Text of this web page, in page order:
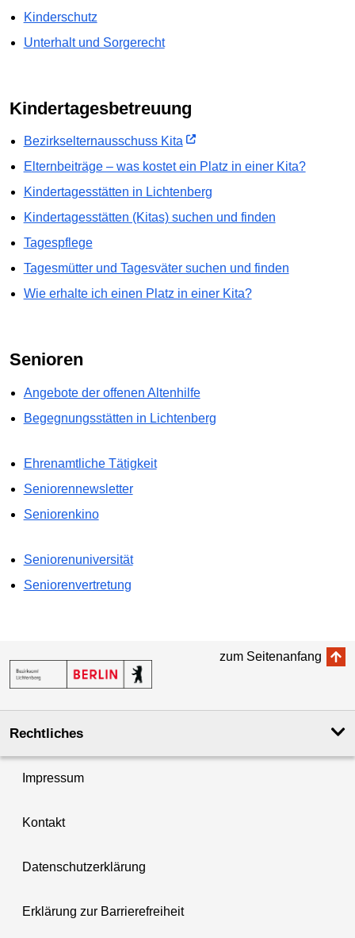
Kinderschutz
Unterhalt und Sorgerecht
Kindertagesbetreuung
Bezirkselternausschuss Kita
Elternbeiträge – was kostet ein Platz in einer Kita?
Kindertagesstätten in Lichtenberg
Kindertagesstätten (Kitas) suchen und finden
Tagespflege
Tagesmütter und Tagesväter suchen und finden
Wie erhalte ich einen Platz in einer Kita?
Senioren
Angebote der offenen Altenhilfe
Begegnungsstätten in Lichtenberg
Ehrenamtliche Tätigkeit
Seniorennewsletter
Seniorenkino
Seniorenuniversität
Seniorenvertretung
zum Seitenanfang
Rechtliches
Impressum
Kontakt
Datenschutzerklärung
Erklärung zur Barrierefreiheit